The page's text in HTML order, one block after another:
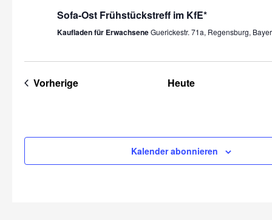
Sofa-Ost Frühstückstreff im KfE*
Kaufladen für ErwachseneGuerickestr. 71a, Regensburg,
VorherigeVeranstaltungen Heute
Kalender abonnieren